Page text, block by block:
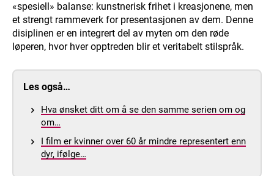
«spesiell» balanse: kunstnerisk frihet i kreasjonene, men
et strengt rammeverk for presentasjonen av dem. Denne
disiplinen er en integrert del av myten om den røde
løperen, hvor hver opptreden blir et veritabelt stilspråk.
Les også…
Hva ønsket ditt om å se den samme serien om og
om…
I film er kvinner over 60 år mindre representert enn
dyr, ifølge…